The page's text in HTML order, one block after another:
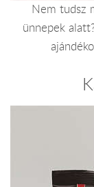
Nem tudsz
ünnepek